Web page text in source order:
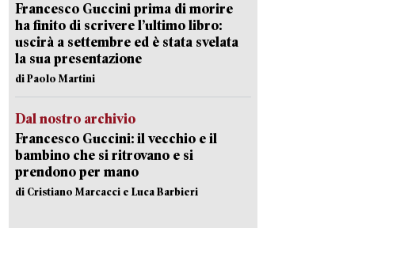
Francesco Guccini prima di morire
ha finito di scrivere l’ultimo libro:
uscirà a settembre ed è stata svelata
la sua presentazione
di Paolo Martini
Dal nostro archivio
Francesco Guccini: il vecchio e il
bambino che si ritrovano e si
prendono per mano
di Cristiano Marcacci e Luca Barbieri